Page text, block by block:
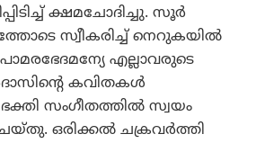
ക്ഷമചോദിച്ചു. സൂര്‍
സ്വീകരിച്ച് നെറുകയില്‍
എല്ലാവരുടെ
കവിതകള്‍
സംഗീതത്തില്‍ സ്വയം
ഒരിക്കല്‍ ചക്രവര്‍ത്തി